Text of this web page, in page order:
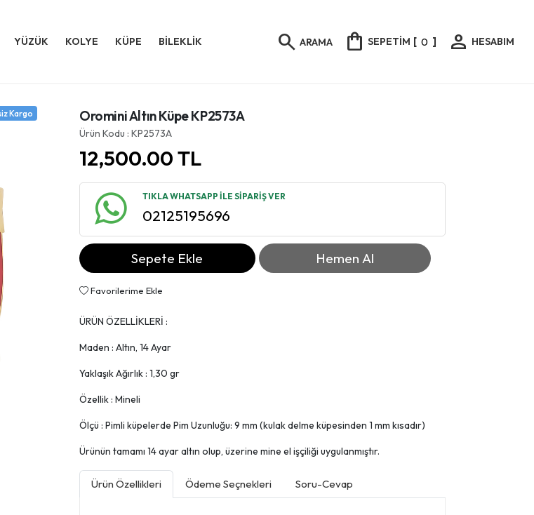
YÜZÜK KOLYE KÜPE BİLEKLİK search ARAMA shopping_bag SEPETİM [ 0 ] person HESABIM
Kargo Oromini Altın Küpe KP2573A
Ürün Kodu : KP2573A
12,500.00TL
TIKLA WHATSAPP İLE SİPARİŞ VER
02125195696
Sepete Ekle Hemen Al
Favorilerime Ekle
ÜRÜN ÖZELLİKLERİ :
Maden : Altın, 14 Ayar
Yaklaşık Ağırlık : 1,30 gr
Özellik : Mineli
Ölçü : Pimli küpelerde Pim Uzunluğu: 9 mm (kulak delme küpesinden 1 mm kısadır)
Ürünün tamamı 14 ayar altın olup, üzerine mine el işçiliği uygulanmıştır.
Ürün Özellikleri Ödeme Seçnekleri Soru-Cevap